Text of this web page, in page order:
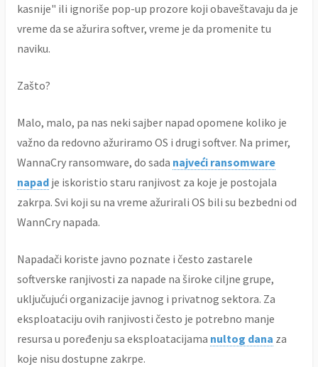
kasnije" ili ignoriše pop-up prozore koji obaveštavaju da je
vreme da se ažurira softver, vreme je da promenite tu
naviku.
Zašto?
Malo, malo, pa nas neki sajber napad opomene koliko je
važno da redovno ažuriramo OS i drugi softver. Na primer,
WannaCry ransomware, do sada najveći ransomware
napad je iskoristio staru ranjivost za koje je postojala
zakrpa. Svi koji su na vreme ažurirali OS bili su bezbedni od
WannCry napada.
Napadači koriste javno poznate i često zastarele
softverske ranjivosti za napade na široke ciljne grupe,
uključujući organizacije javnog i privatnog sektora. Za
eksploataciju ovih ranjivosti često je potrebno manje
resursa u poređenju sa eksploatacijama nultog dana za
koje nisu dostupne zakrpe.